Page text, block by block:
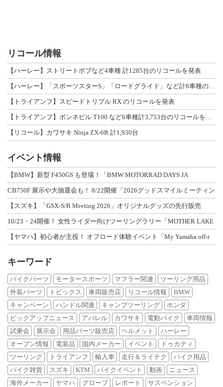
リコール情報
【ハーレー】ストリートボブなど4車種 計1285台のリコールを発表
【ハーレー】「スポーツスターS」「ロードグライド」など計8車種のリコールを発表
【トライアンフ】スピードトリプル RX のリコールを発表
【トライアンフ】ボンネビル T100 など6車種計3,753台のリコールを発表
【リコール】カワサキ Ninja ZX-6R 計1,930台
イベント情報
【BMW】新型 F450GS も登場！「BMW MOTORRAD DAYS JA
CB750F 展示や大抽選会も！ 8/22開催「2026グッドスマイルミーティン
【スズキ】「GSX-S/R Meeting 2026」オリジナルグッズの先行販売
10/23・24開催！ 女性ライダー向けツーリングラリー「MOTHER LAKE
【ヤマハ】初心者が主役！ オフロード体験イベント「My Yamaha off-r
キーワード
バイクパーツ モータースポーツ マフラー関連
ツーリング用品
外装パーツ
トピックス 車両販売店 リコール情報
BMW
キャンペーン
ハンドル関連 キャンプツーリング
ホンダ
ピックアップニュース
アパレル カワサキ 電動バイク
車両情報
試乗会
展示会 用品パーツ販売店 ヘルメット
ハーレー
オープン情報
電装品 国内メーカー イベント
ドゥカティ
ツーリング
トライアンフ 輸入車 走行＆ライテク
バイク用品
バイク雑貨
スズキ KTM バイクイベント 動画
ニュース
海外メーカー
ヤマハ グローブ レポート サスペンション